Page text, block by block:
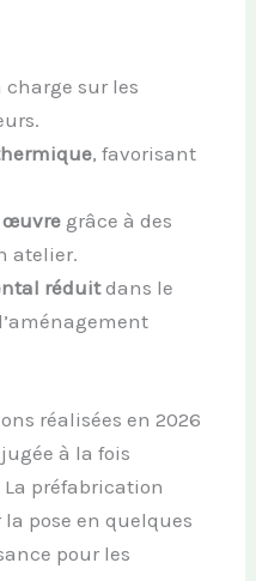
sur les
, favorisant
œuvregrâce à des
atelier.
réduitdans le
réalisées en 2026
à la fois
préfabrication
pose en quelques
pour les